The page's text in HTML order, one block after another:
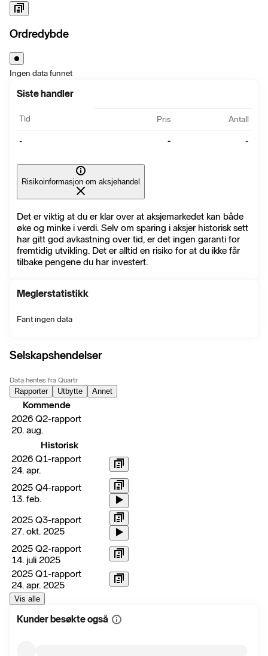
Ordredybde
Ingen data funnet
Siste handler
Tid Pris Antall
- - -
Risikoinformasjon om aksjehandel
Det er viktig at du er klar over at aksjemarkedet kan både
øke og minke i verdi. Selv om sparing i aksjer historisk sett
har gitt god avkastning over tid, er det ingen garanti for
fremtidig utvikling. Det er alltid en risiko for at du ikke får
tilbake pengene du har investert.
Meglerstatistikk
Fant ingen data
Selskapshendelser
Data hentes fra Quartr
Rapporter Utbytte Annet
Kommende
2026 Q2-rapport
20. aug.
Historisk
2026 Q1-rapport
24. apr.
2025 Q4-rapport
13. feb.
2025 Q3-rapport
27. okt. 2025
2025 Q2-rapport
14. juli 2025
2025 Q1-rapport
24. apr. 2025
Vis alle
Kunder besøkte også Vis